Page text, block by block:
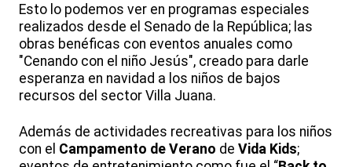
Esto lo podemos ver en programas especiales
realizados desde el Senado de la República; las
obras benéficas con eventos anuales como
"Cenando con el niño Jesús", creado para darle
esperanza en navidad a los niños de bajos
recursos del sector Villa Juana.
Además de actividades recreativas para los niños
con el Campamento de Verano de Vida Kids;